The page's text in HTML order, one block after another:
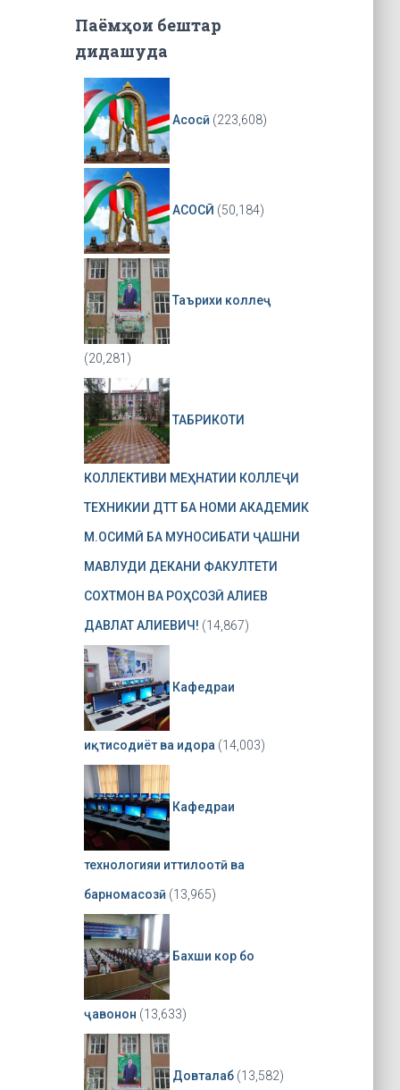
Паёмҳои бештар
дидашуда
Асосӣ (223,608)
АСОСӢ (50,184)
Таърихи коллеҷ
(20,281)
ТАБРИКОТИ
КОЛЛЕКТИВИ МЕҲНАТИИ КОЛЛЕҶИ
ТЕХНИКИИ ДТТ БА НОМИ АКАДЕМИК
М.ОСИМӢ БА МУНОСИБАТИ ҶАШНИ
МАВЛУДИ ДЕКАНИ ФАКУЛТЕТИ
СОХТМОН ВА РОҲСОЗӢ АЛИЕВ
ДАВЛАТ АЛИЕВИЧ! (14,867)
Кафедраи
иқтисодиёт ва идора (14,003)
Кафедраи
технологияи иттилоотӣ ва
барномасозӣ (13,965)
Бахши кор бо
ҷавонон (13,633)
Довталаб (13,582)